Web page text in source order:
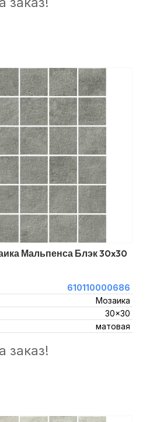
Мальпенса Блэк 30x30
610110000686
Мозаика
30x30
матовая
заказ!